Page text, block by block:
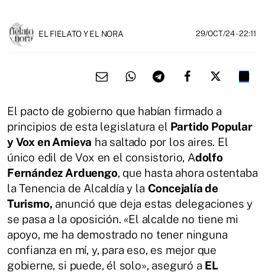
EL FIELATO Y EL NORA 29/OCT/24- 22:11
El pacto de gobierno que habían firmado a
principios de esta legislatura el Partido Popular
y Vox en Amieva ha saltado por los aires. El
único edil de Vox en el consistorio, Adolfo
Fernández Arduengo, que hasta ahora ostentaba
la Tenencia de Alcaldía y la Concejalía de
Turismo, anunció que deja estas delegaciones y
se pasa a la oposición. «El alcalde no tiene mi
apoyo, me ha demostrado no tener ninguna
confianza en mí, y, para eso, es mejor que
gobierne, si puede, él solo», aseguró a EL